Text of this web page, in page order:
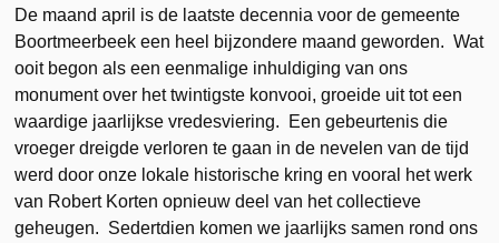
De maand april is de laatste decennia voor de gemeente
Boortmeerbeek een heel bijzondere maand geworden. Wat
ooit begon als een eenmalige inhuldiging van ons
monument over het twintigste konvooi, groeide uit tot een
waardige jaarlijkse vredesviering. Een gebeurtenis die
vroeger dreigde verloren te gaan in de nevelen van de tijd
werd door onze lokale historische kring en vooral het werk
van Robert Korten opnieuw deel van het collectieve
geheugen. Sedertdien komen we jaarlijks samen rond ons